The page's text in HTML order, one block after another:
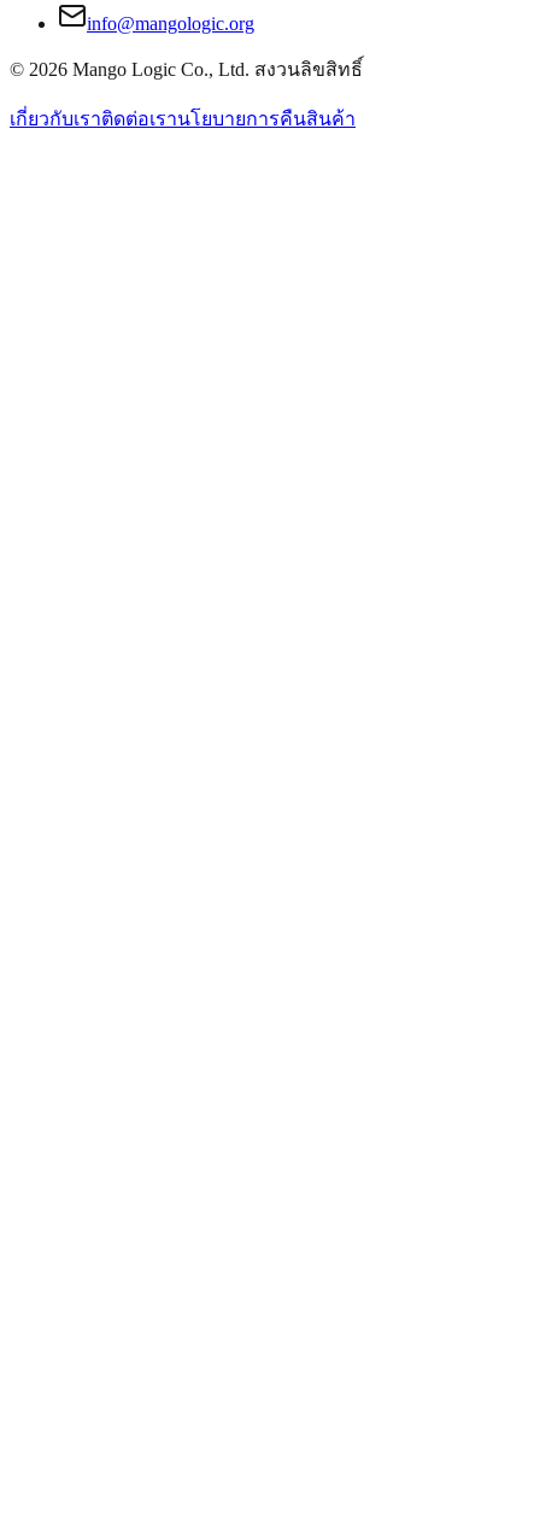
info@mangologic.org
© 2026 Mango Logic Co., Ltd. สงวนลิขสิทธิ์
เกี่ยวกับเราติดต่อเรานโยบายการคืนสินค้า